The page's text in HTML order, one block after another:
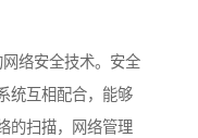
络安全技术。安全
统互相配合，能够
的扫描，网络管理